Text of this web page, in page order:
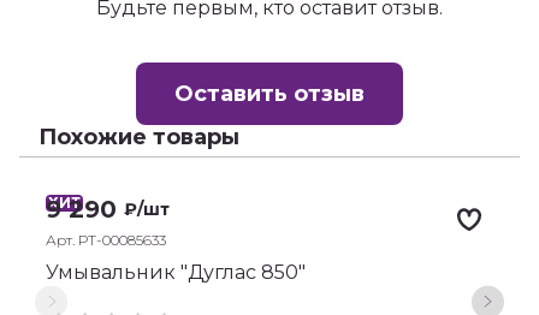
Будьте первым, кто оставит отзыв.
Оставить отзыв
Похожие товары
ХИТ
9 290 ₽/шт
Арт. РТ-00085633
Умывальник "Дуглас 850"